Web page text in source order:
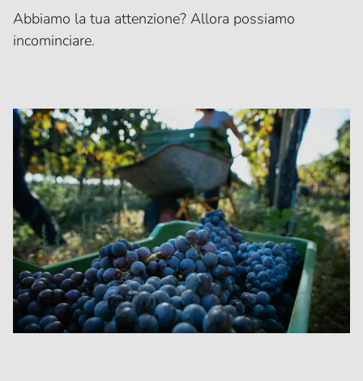
Abbiamo la tua attenzione? Allora possiamo
incominciare.